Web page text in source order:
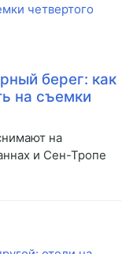
берег: как
на съемки
на
и Сен-Тропе